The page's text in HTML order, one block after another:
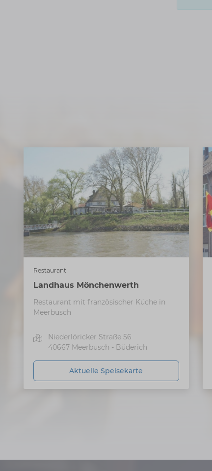
Restaurant
Landhaus Mönchenwerth
Restaurant mit französischer Küche in
Meerbusch
Niederlöricker Straße 56
40667 Meerbusch - Büderich
Aktuelle Speisekarte